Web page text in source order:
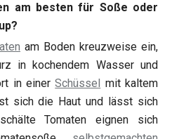
am besten für Soße oder
am Boden kreuzweise ein,
in kochendem Wasser und
in einerSchüssel mit kaltem
sich die Haut und lässt sich
Tomaten eignen sich